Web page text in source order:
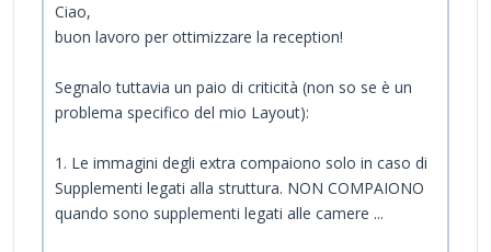
Ciao,
buon lavoro per ottimizzare la reception!
Segnalo tuttavia un paio di criticità (non so se è un
problema specifico del mio Layout):
1. Le immagini degli extra compaiono solo in caso di
Supplementi legati alla struttura. NON COMPAIONO
quando sono supplementi legati alle camere ...